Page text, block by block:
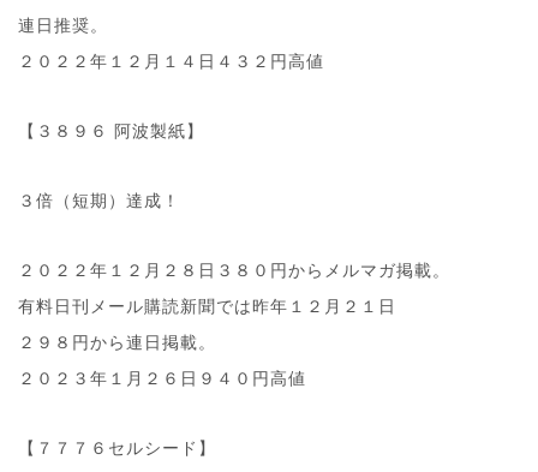
連日推奨。
２０２２年１２月１４日４３２円高値
【３８９６ 阿波製紙】
３倍（短期）達成！
２０２２年１２月２８日３８０円からメルマガ掲載。
有料日刊メール購読新聞では昨年１２月２１日
２９８円から連日掲載。
２０２３年１月２６日９４０円高値
【７７７６セルシード】